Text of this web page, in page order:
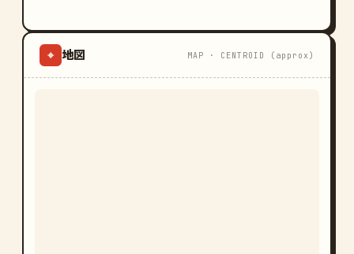
⌖ 地図 MAP · CENTROID (approx)